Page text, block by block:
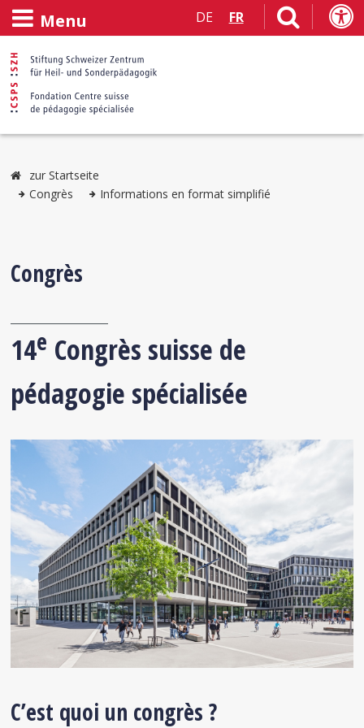
Menu DE FR
zur Startseite
Congrès
Informations en format simplifié
Congrès
14e Congrès suisse de
pédagogie spécialisée
C’est quoi un congrès ?